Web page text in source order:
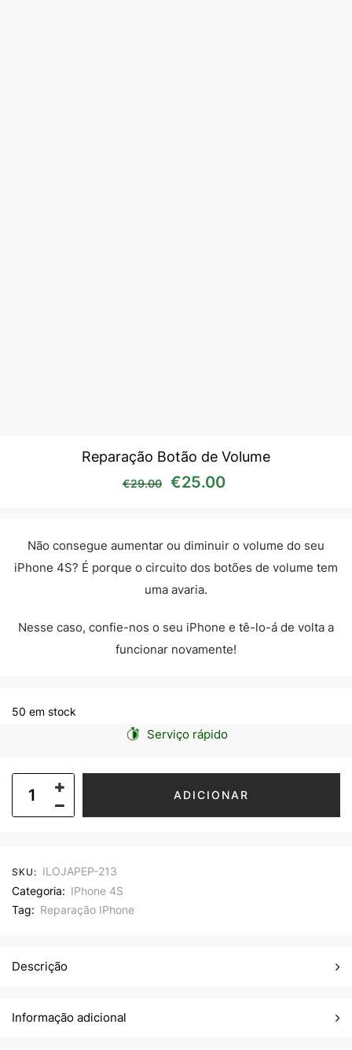
Reparação Botão de Volume
€29.00 O preço original era:
€25.00
Não consegue aumentar ou diminuir o volume do seu
iPhone 4S? É porque o circuito dos botões de volume tem
uma avaria.
Nesse caso, confie-nos o seu iPhone e tê-lo-á de volta a
funcionar novamente!
50 em stock
Serviço rápido
ADICIONAR
SKU: ILOJAPEP-213
Categoria: IPhone 4S
Tag: Reparação IPhone
Descrição
Informação adicional